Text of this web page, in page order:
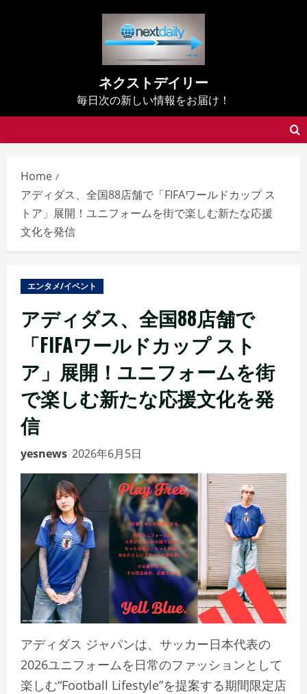
ネクストデイリー
毎日次の新しい情報をお届け！
Home
アディダス、全国88店舗で「FIFAワールドカップ ス
トア」展開！ユニフォームを街で楽しむ新たな応援
文化を発信
エンタメ/イベント
アディダス、全国88店舗で
「FIFAワールドカップ スト
ア」展開！ユニフォームを街
で楽しむ新たな応援文化を発
信
yesnews 2026年6月5日
アディダス ジャパンは、サッカー日本代表の
2026ユニフォームを日常のファッションとして
楽しむ“Football Lifestyle”を提案する期間限定店